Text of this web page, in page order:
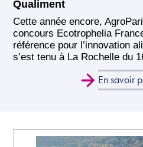
Qualiment
Cette année encore,
concours Ecotrophelia
référence pour l’innovation
s’est tenu à La Rochelle du
En savoir